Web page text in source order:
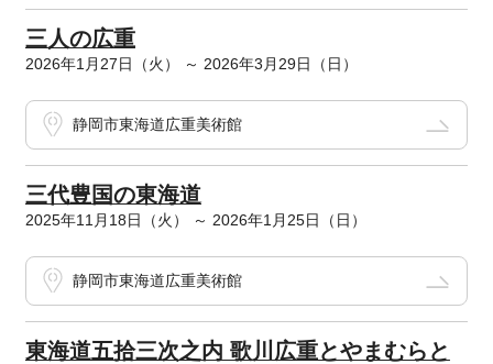
三人の広重
2026年1月27日（火） ～ 2026年3月29日（日）
静岡市東海道広重美術館
三代豊国の東海道
2025年11月18日（火） ～ 2026年1月25日（日）
静岡市東海道広重美術館
東海道五拾三次之内 歌川広重とやまむらと